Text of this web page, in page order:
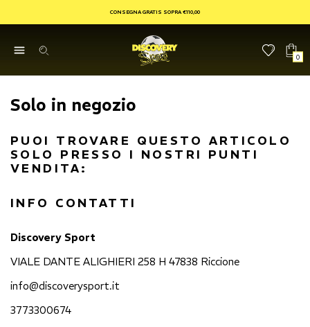
CONSEGNA GRATIS SOPRA €110,00
0
Solo in negozio
PUOI TROVARE QUESTO ARTICOLO
SOLO PRESSO I NOSTRI PUNTI
VENDITA:
INFO CONTATTI
Discovery Sport
VIALE DANTE ALIGHIERI 258 H 47838 Riccione
info@discoverysport.it
3773300674